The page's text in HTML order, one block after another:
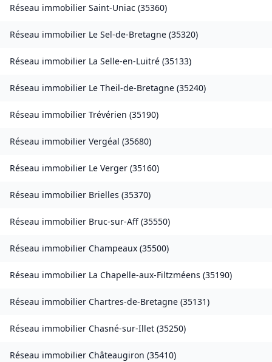
Réseau immobilier Saint-Uniac (35360)
Réseau immobilier Le Sel-de-Bretagne (35320)
Réseau immobilier La Selle-en-Luitré (35133)
Réseau immobilier Le Theil-de-Bretagne (35240)
Réseau immobilier Trévérien (35190)
Réseau immobilier Vergéal (35680)
Réseau immobilier Le Verger (35160)
Réseau immobilier Brielles (35370)
Réseau immobilier Bruc-sur-Aff (35550)
Réseau immobilier Champeaux (35500)
Réseau immobilier La Chapelle-aux-Filtzméens (35190)
Réseau immobilier Chartres-de-Bretagne (35131)
Réseau immobilier Chasné-sur-Illet (35250)
Réseau immobilier Châteaugiron (35410)